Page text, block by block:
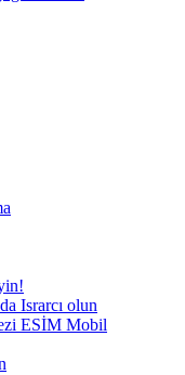
Israrcı olun
ESİM Mobil